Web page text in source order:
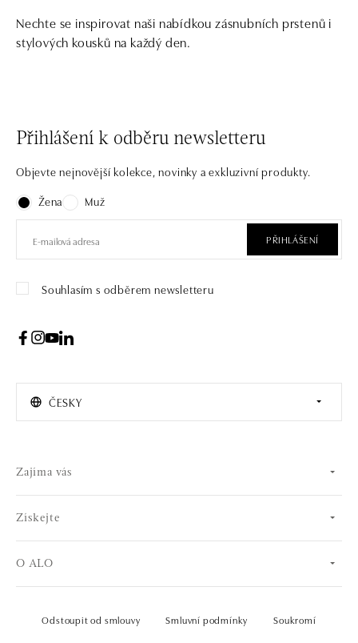
Nechte se inspirovat naši nabídkou zásnubních prstenů i
stylových kousků na každý den.
Přihlášení k odběru newsletteru
Objevte nejnovější kolekce, novinky a exkluzivní produkty.
Žena
Muž
PŘIHLÁŠENÍ
Souhlasím s odběrem newsletteru
ČESKY
Zajíma vás
Získejte
O ALO
Odstoupit od smlouvy Smluvní podmínky Soukromí